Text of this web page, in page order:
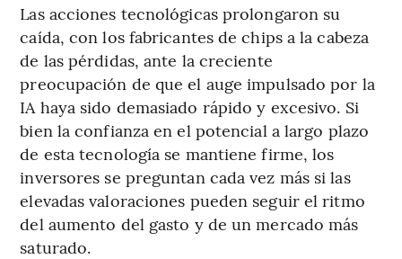
Las acciones tecnológicas prolongaron su
caída, con los fabricantes de chips a la cabeza
de las pérdidas, ante la creciente
preocupación de que el auge impulsado por la
IA haya sido demasiado rápido y excesivo. Si
bien la confianza en el potencial a largo plazo
de esta tecnología se mantiene firme, los
inversores se preguntan cada vez más si las
elevadas valoraciones pueden seguir el ritmo
del aumento del gasto y de un mercado más
saturado.